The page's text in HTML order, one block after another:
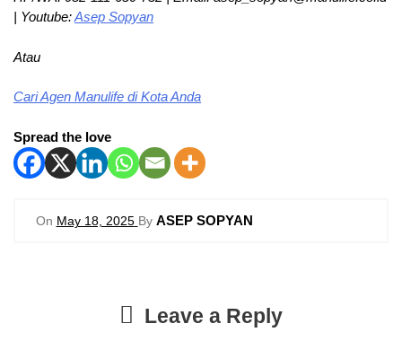
| Youtube:Asep Sopyan
Atau
Cari Agen Manulife di Kota Anda
Spread the love
On May 18, 2025 By ASEP SOPYAN
Leave a Reply